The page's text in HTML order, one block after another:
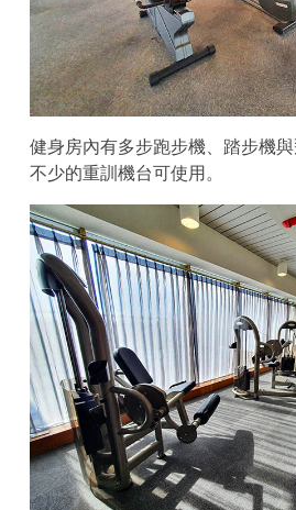
健身房內有多步跑步機、踏步機
不少的重訓機台可使用。